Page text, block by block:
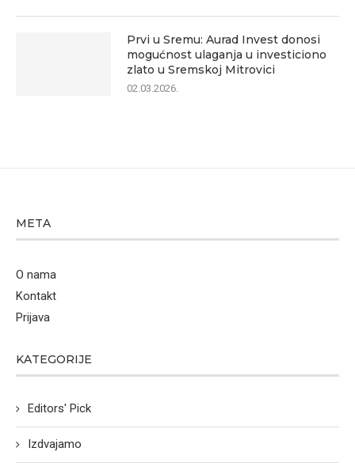
Prvi u Sremu: Aurad Invest donosi
mogućnost ulaganja u investiciono
zlato u Sremskoj Mitrovici
02.03.2026.
META
O nama
Kontakt
Prijava
KATEGORIJE
Editors' Pick
Izdvajamo